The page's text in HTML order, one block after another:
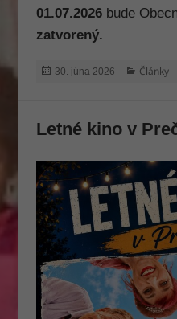
01.07.2026bude
zatvorený.
Publikované
30. júna 2026 Kategórie
Články
Letné kino v